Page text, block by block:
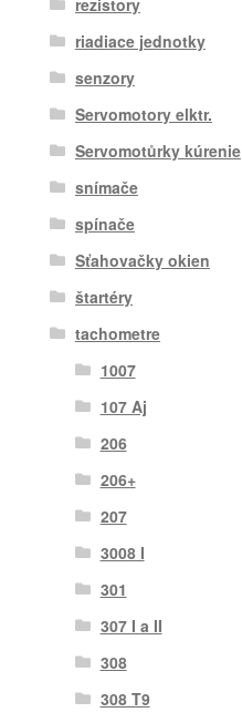
rezistory
riadiace jednotky
senzory
Servomotory elktr.
Servomotůrky kúrenie
snímače
spínače
Sťahovačky okien
štartéry
tachometre
1007
107 Aj
206
206+
207
3008 I
301
307 I a II
308
308 T9